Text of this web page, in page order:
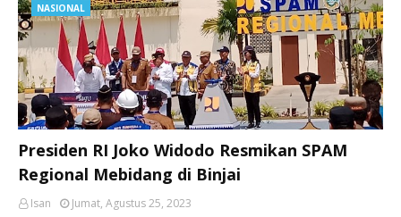
NASIONAL
Presiden RI Joko Widodo Resmikan SPAM
Regional Mebidang di Binjai
Isan
Jumat, Agustus 25, 2023